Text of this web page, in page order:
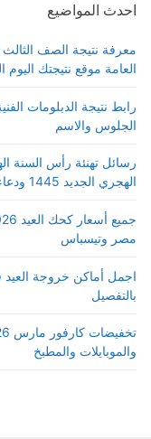
احدث المواضيع
العامة موقع نتيجتك اليوم
الجلوس والاسم
الهجري الجديد 1445 ودعاء العام الجديد
مصر وتيسباس
بالتفصيل
والموبايلات والمطبخ